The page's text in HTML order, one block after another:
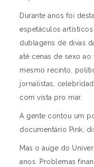
Durante anos foi
espetáculos
dublagens de divas
até cenas de sexo ao
mesmo recinto,
jornalistas,
com vista pro mar.
A gente contou um
documentário Pink,
Mas o auge do
anos. Problemas